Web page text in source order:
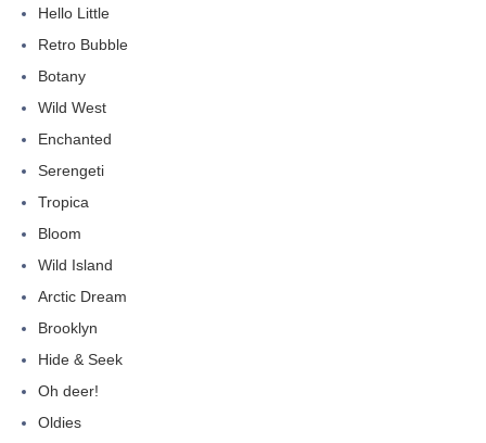
Hello Little
Retro Bubble
Botany
Wild West
Enchanted
Serengeti
Tropica
Bloom
Wild Island
Arctic Dream
Brooklyn
Hide & Seek
Oh deer!
Oldies